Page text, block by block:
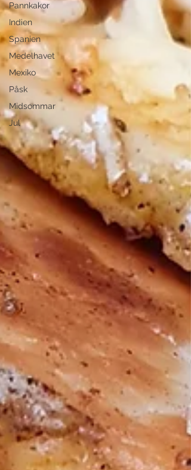
Pannkakor
Indien
Spanien
Medelhavet
Mexiko
Påsk
Midsommar
Jul